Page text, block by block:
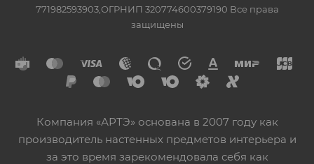
771982593903,ОГРНИП 320774600379190 Все права
защищены
Компания «АРТЭ» основана в 2007 году как
производитель настенных предметов интерьера и
за это время зарекомендовала себя как